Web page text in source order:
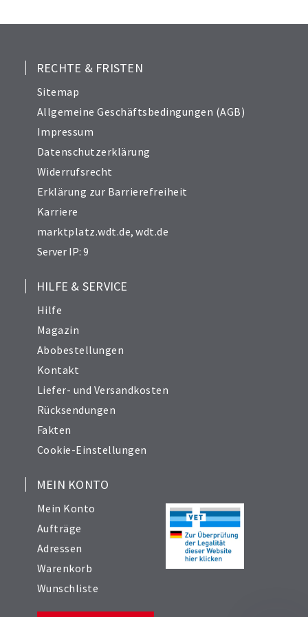
RECHTE & FRISTEN
Sitemap
Allgemeine Geschäftsbedingungen (AGB)
Impressum
Datenschutzerklärung
Widerrufsrecht
Erklärung zur Barrierefreiheit
Karriere
marktplatz.wdt.de,wdt.de
Server IP: 9
HILFE & SERVICE
Hilfe
Magazin
Abobestellungen
Kontakt
Liefer- und Versandkosten
Rücksendungen
Fakten
Cookie-Einstellungen
MEIN KONTO
Mein Konto
Aufträge
Adressen
Warenkorb
Wunschliste